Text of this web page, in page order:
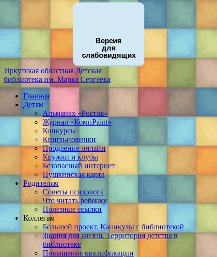
Версия
для
слабовидящих
Иркутская областная Детская
библиотека им. Марка Сергеева
Главная
Детям
Альманах «Росток»
Журнал «КомпPaint»
Конкурсы
Книги-новинки
Продление онлайн
Кружки и клубы
Безопасный интернет
Пушкинская карта
Родителям
Советы психолога
Что читать ребенку
Полезные ссылки
Коллегам
Большой проект. Каникулы с библиотекой
Знания для жизни. Территория детства в
библиотеке
Повышение квалификации